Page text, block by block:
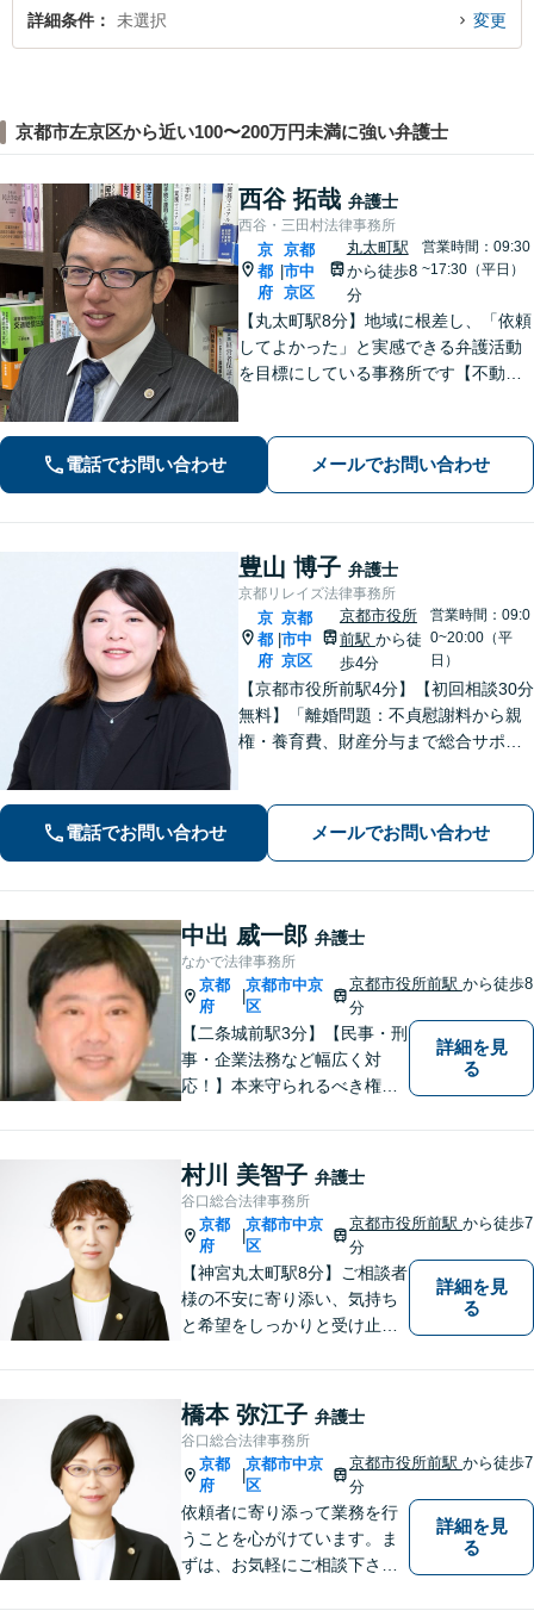
詳細条件 未選択 変更
京都市左京区から近い100〜200万円未満に強い弁護士
西谷 拓哉 弁護士
西谷・三田村法律事務所
京
都
府
京都
市中
京区
丸太町駅
から徒歩8
分
営業時間：09:30
~17:30（平日）
【丸太町駅8分】地域に根差し、「依頼
してよかった」と実感できる弁護活動
を目標にしている事務所です【不動
続・遺言】相談者さまに寄り添い、円
滑な相続を目指します
電話でお問い合わせ メールでお問い合わせ
豊山 博子 弁護士
京都リレイズ法律事務所
京
都
府
京都
市中
京区
京都市役所
前駅 から徒
歩4分
営業時間：09:0
0~20:00（平
日）
【京都市役所前駅4分】【初回相談30分
無料】「離婚問題：不貞慰謝料から親
権・養育費、財産分与まで総合サポー
えて諦める前に、まずはあなたのご希
望をお聞かせください【休日・夜間相
電話でお問い合わせ メールでお問い合わせ
中出 威一郎 弁護士
なかで法律事務所
京都
府
京都市中京
区
京都市役所前駅から徒歩8
分
【二条城前駅3分】【民事・刑
事・企業法務など幅広く対
応！】本来守られるべき権
う、これまでの経験を活かし
弁護してまいります。お一人
お一人の心情に寄り添いま
す。まずはご相談ください。
【完全個室】
詳細を見
る
村川 美智子 弁護士
谷口総合法律事務所
京都
府
京都市中京
区
京都市役所前駅から徒歩7
分
【神宮丸太町駅8分】ご相談者
様の不安に寄り添い、気持ち
と希望をしっかりと受け止め
し、納得と安心につながるよ
う真摯にサポートします。ど
うぞお気軽にお話しくださ
い。【完全個室で相談可】
【地域密着型の法律事務所】
詳細を見
る
橋本 弥江子 弁護士
谷口総合法律事務所
京都
府
京都市中京
区
京都市役所前駅から徒歩7
分
依頼者に寄り添って業務を行
うことを心がけています。ま
ずは、お気軽にご相談下さ
詳細を見
る